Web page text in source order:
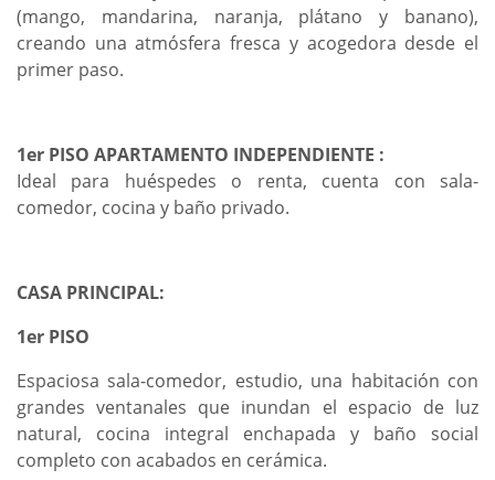
(mango, mandarina, naranja, plátano y banano),
creando una atmósfera fresca y acogedora desde el
primer paso.
1er PISO APARTAMENTO INDEPENDIENTE :
Ideal para huéspedes o renta, cuenta con sala-
comedor, cocina y baño privado.
CASA PRINCIPAL:
1er PISO
Espaciosa sala-comedor, estudio, una habitación con
grandes ventanales que inundan el espacio de luz
natural, cocina integral enchapada y baño social
completo con acabados en cerámica.